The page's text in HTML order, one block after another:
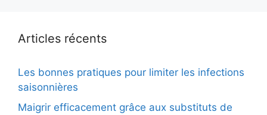
Articles récents
Les bonnes pratiques pour limiter les infections
saisonnières
Maigrir efficacement grâce aux substituts de